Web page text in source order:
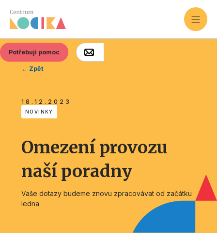
Potřebuji pomoc
← Zpět
18.12.2023
NOVINKY
Omezení provozu
naší poradny
Vaše dotazy budeme znovu zpracovávat od začátku
ledna